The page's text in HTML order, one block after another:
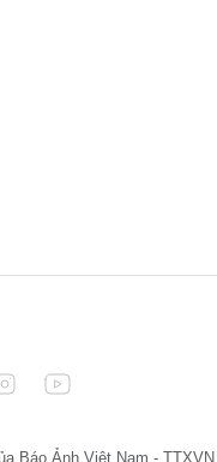
Báo Ảnh Việt Nam -